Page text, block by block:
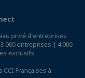
privé d'entreprises
000 entreprises | 4 000
exclusifs
Françaises à